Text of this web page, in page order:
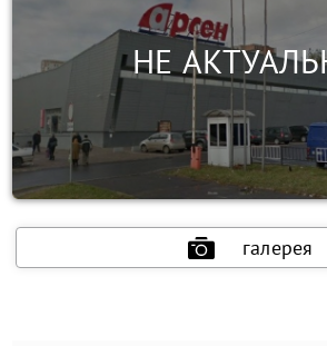
галерея